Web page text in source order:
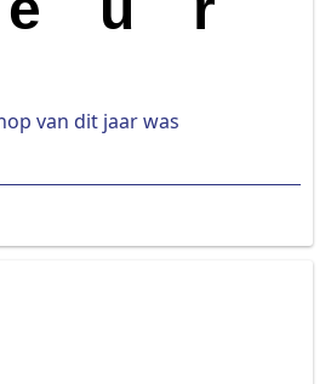
van dit jaar was